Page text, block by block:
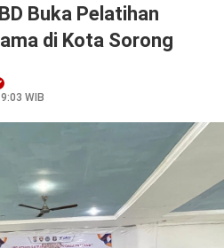
Buka Pelatihan
di Kota Sorong
WIB